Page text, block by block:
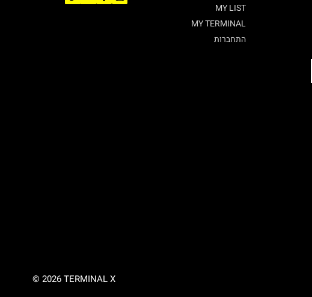
MY LIST
MY TERMINAL
התחברות
© 2026 TERMINAL X